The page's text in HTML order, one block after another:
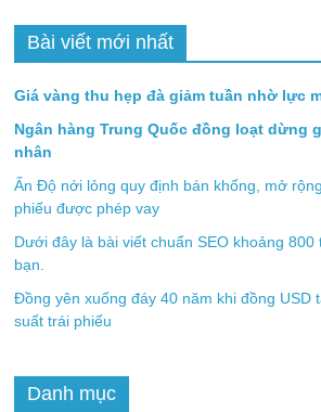
Bài viết mới nhất
Giá vàng thu hẹp đà giảm tuần nhờ lực
Ngân hàng Trung Quốc đồng loạt dừng
nhân
Ấn Độ nới lỏng quy định bán khống, mở
phiếu được phép vay
Dưới đây là bài viết chuẩn SEO khoảng 800
bạn.
Đồng yên xuống đáy 40 năm khi đồng USD
suất trái phiếu
Danh mục